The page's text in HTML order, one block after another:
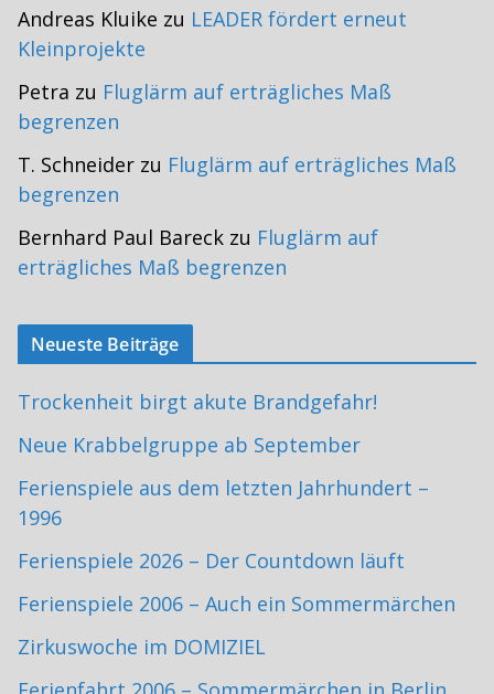
Andreas Kluike zu LEADER fördert erneut
Kleinprojekte
Petra zu Fluglärm auf erträgliches Maß
begrenzen
T. Schneider zu Fluglärm auf erträgliches Maß
begrenzen
Bernhard Paul Bareck zu Fluglärm auf
erträgliches Maß begrenzen
Neueste Beiträge
Trockenheit birgt akute Brandgefahr!
Neue Krabbelgruppe ab September
Ferienspiele aus dem letzten Jahrhundert –
1996
Ferienspiele 2026 – Der Countdown läuft
Ferienspiele 2006 – Auch ein Sommermärchen
Zirkuswoche im DOMIZIEL